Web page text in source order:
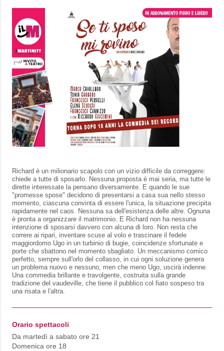
Richard è un milionario scapolo con un vizio difficile da correggere:
chiede a tutte di sposarlo. Nessuna proposta è mai seria, ma tutte le
dirette interessate la pensano diversamente. E quando le sue
"promesse spose" decidono di presentarsi a casa sua nello stesso
momento, ciascuna convinta di essere l'unica, la situazione precipita
rapidamente nel caos. Nessuna sa dell'esistenza delle altre. Ognuna
è pronta a organizzare il matrimonio. E Richard non ha nessuna
intenzione di sposarsi davvero con alcuna di loro. Non resta che
correre ai ripari, inventare scuse al volo e trascinare il fedele
maggiordomo Ugo in un turbinio di bugie, coincidenze sfortunate e
porte che sbattono nel momento sbagliato. Un meccanismo comico
perfetto, sempre sull'orlo del collasso, in cui ogni soluzione genera
un problema nuovo e nessuno, men che meno Ugo, uscirà indenne.
Una commedia brillante e travolgente, costruita sulla grande
tradizione del vaudeville, che tiene il pubblico col fiato sospeso tra
una risata e l'altra.
Orario spettacoli
Da martedì a sabato ore 21
Domenica ore 18